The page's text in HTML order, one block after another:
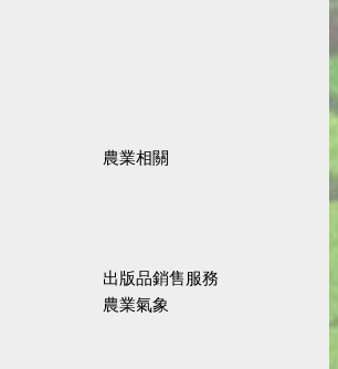
農業相關
出版品銷售服務
農業氣象